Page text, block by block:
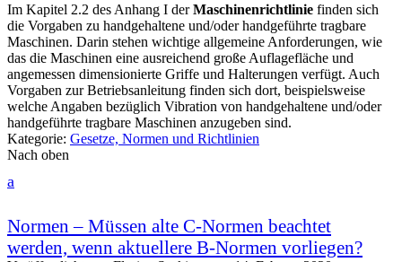
Im Kapitel 2.2 des Anhang I derMaschinenrichtlinie finden sich
die Vorgaben zu handgehaltene und/oder handgeführte tragbare
Maschinen. Darin stehen wichtige allgemeine Anforderungen, wie
das die Maschinen eine ausreichend große Auflagefläche und
angemessen dimensionierte Griffe und Halterungen verfügt. Auch
Vorgaben zur Betriebsanleitung finden sich dort, beispielsweise
welche Angaben bezüglich Vibration von handgehaltene und/oder
handgeführte tragbare Maschinen anzugeben sind.
Kategorie: Gesetze, Normen und Richtlinien
Nach oben
a
Normen – Müssen alte C-Normen beachtet
werden, wenn aktuellere B-Normen vorliegen?